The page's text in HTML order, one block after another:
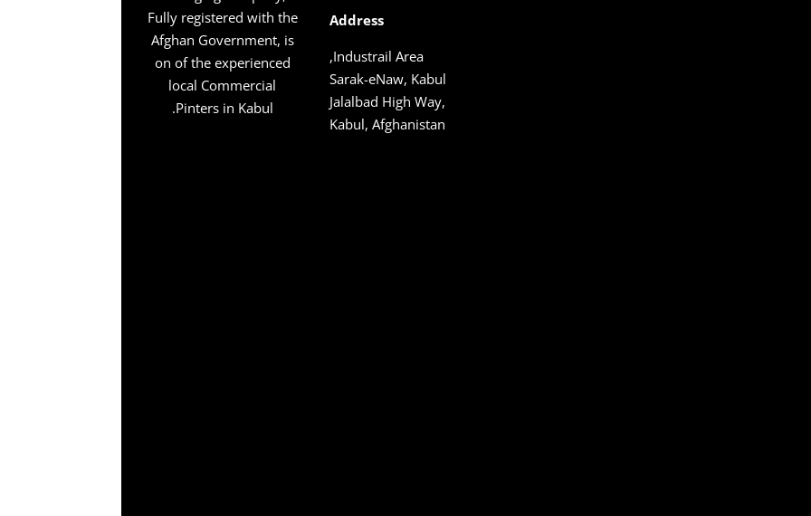
Fully registered with the
Afghan Government, is
on of the experienced
local Commercial
Pinters in Kabul.
Address
Industrail Area,
Sarak-eNaw, Kabul
Jalalbad High Way,
Kabul, Afghanistan